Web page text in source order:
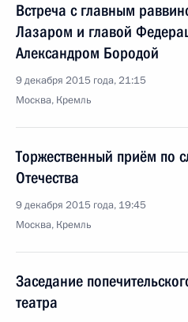
Встреча с главным
Лазаром и главой
Александром Бородой
9 декабря 2015 года, 21:15
Москва, Кремль
Торжественный приём по
Отечества
9 декабря 2015 года, 19:45
Москва, Кремль
Заседание
театра